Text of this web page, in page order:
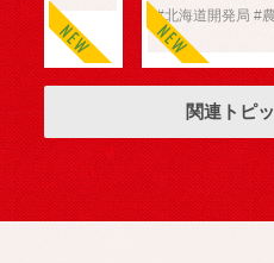
知ら
せ
表彰（農業
門）
関連トピ